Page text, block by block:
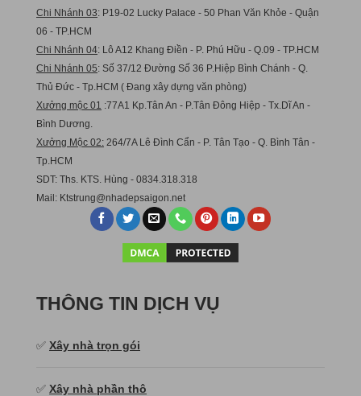
Chi Nhánh 03: P19-02 Lucky Palace - 50 Phan Văn Khỏe - Quận
06 - TP.HCM
Chi Nhánh 04: Lô A12 Khang Điền - P. Phú Hữu - Q.09 - TP.HCM
Chi Nhánh 05: Số 37/12 Đường Số 36 P.Hiệp Bình Chánh - Q.
Thủ Đức - Tp.HCM ( Đang xây dựng văn phòng)
Xưởng mộc 01
:77A1 Kp.Tân An - P.Tân Đông Hiệp - Tx.Dĩ An -
Bình Dương.
Xưởng Mộc 02: 264/7A Lê Đình Cẩn - P. Tân Tạo - Q. Bình Tân -
Tp.HCM
SDT: Ths. KTS. Hùng - 0834.318.318
Mail: Ktstrung@nhadepsaigon.net
THÔNG TIN DỊCH VỤ
✅ Xây nhà trọn gói
✅ Xây nhà phần thô